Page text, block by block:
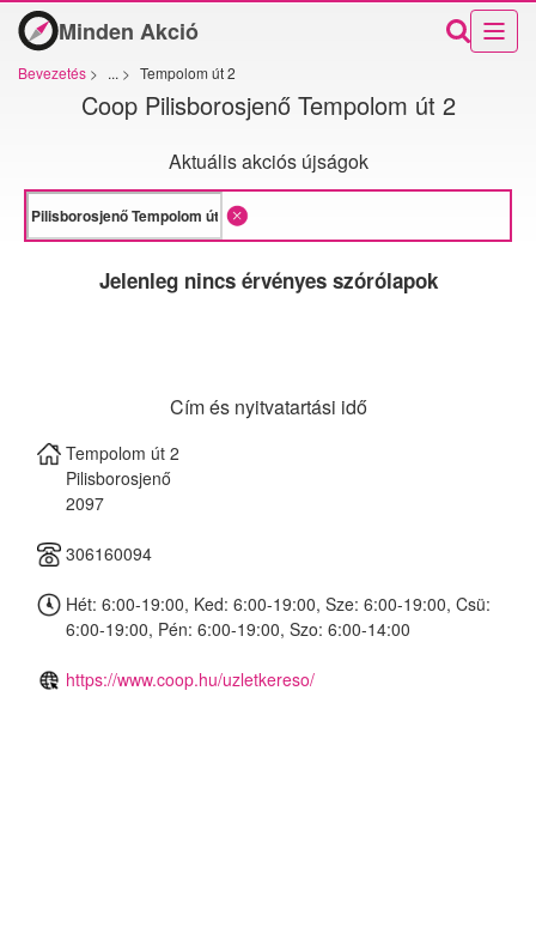
Minden Akció
Bevezetés > ... > Tempolom út 2
Coop Pilisborosjenő Tempolom út 2
Aktuális akciós újságok
Jelenleg nincs érvényes szórólapok
Cím és nyitvatartási idő
Tempolom út 2
Pilisborosjenő
2097
306160094
Hét: 6:00-19:00, Ked: 6:00-19:00, Sze: 6:00-19:00, Csü:
6:00-19:00, Pén: 6:00-19:00, Szo: 6:00-14:00
https://www.coop.hu/uzletkereso/